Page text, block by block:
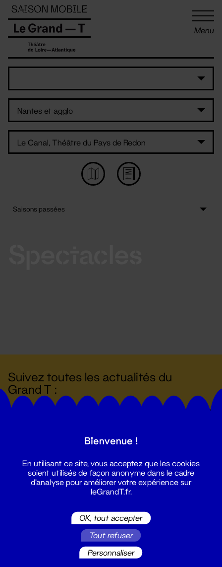
Menu
Suivez toutes les actualités du
Grand T :
billetterie@leGrandT.fr
Du lundi au vendredi 14h → 18h
Panneau de gestion des cookies
Bienvenue !
En utilisant ce site, vous acceptez que les cookies
soient utilisés de façon anonyme dans le cadre
d'analyse pour améliorer votre expérience sur
leGrandT.fr.
OK, tout accepter
Tout refuser
Personnaliser